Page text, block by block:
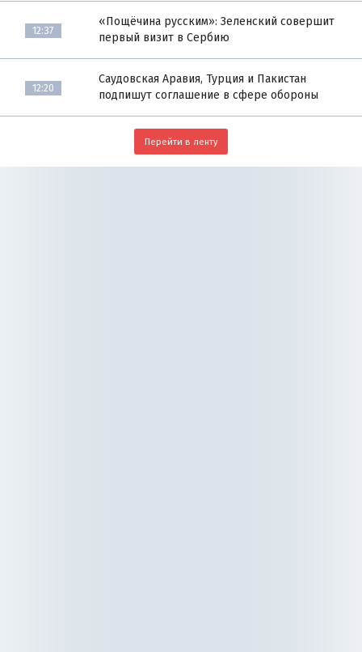
12:37
«Пощёчина русским»: Зеленский совершит
первый визит в Сербию
12:20
Саудовская Аравия, Турция и Пакистан
подпишут соглашение в сфере обороны
Перейти в ленту